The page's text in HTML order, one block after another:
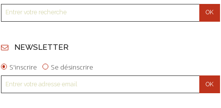
NEWSLETTER
S'inscrire Se désinscrire